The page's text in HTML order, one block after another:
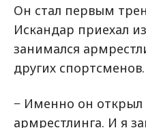
Он стал первым
Искандар приехал
занимался
других спортсменов.
− Именно он
армрестлинга. И я